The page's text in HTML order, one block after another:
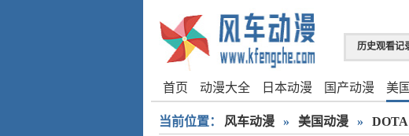
历史观看记
首页 动漫大全 日本动漫 国产动漫 美
当前位置： 风车动漫 » 美国动漫 »